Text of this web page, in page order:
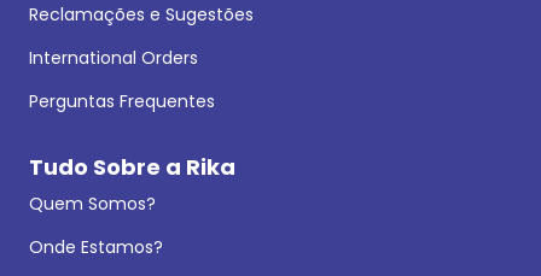
Reclamações e Sugestões
International Orders
Perguntas Frequentes
Tudo Sobre a Rika
Quem Somos?
Onde Estamos?